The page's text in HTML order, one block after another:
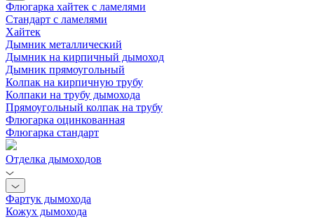
Флюгарка хайтек с ламелями
Стандарт с ламелями
Хайтек
Дымник металлический
Дымник на кирпичный дымоход
Дымник прямоугольный
Колпак на кирпичную трубу
Колпаки на трубу дымохода
Прямоугольный колпак на трубу
Флюгарка оцинкованная
Флюгарка стандарт
Отделка дымоходов
Фартук дымохода
Кожух дымохода